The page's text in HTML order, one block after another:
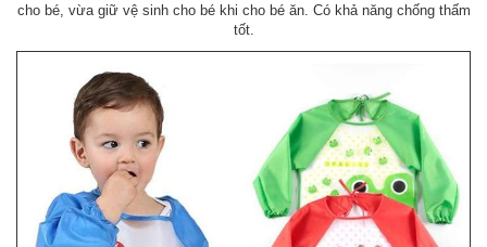
cho bé, vừa giữ vệ sinh cho bé khi cho bé ăn. Có khả năng chống thấm
tốt.